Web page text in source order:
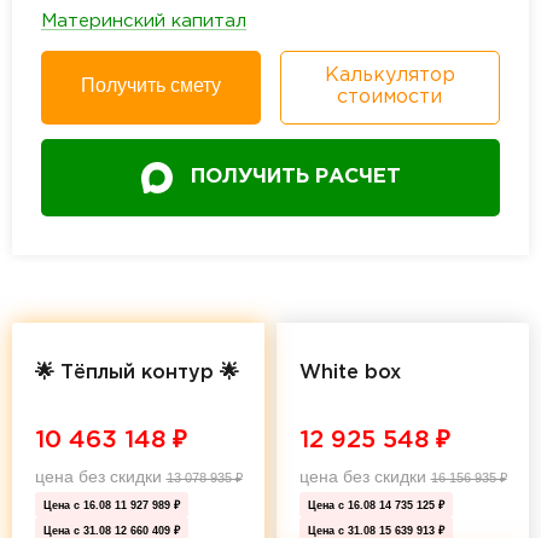
Материнский капитал
Получить смету
Калькулятор
стоимости
ПОЛУЧИТЬ РАСЧЕТ
🌟 Тёплый контур 🌟
10 463 148₽
цена без скидки13 078 935₽
Цена с 16.08 11 927 989 ₽
Цена с 31.08 12 660 409 ₽
White box
12 925 548₽
цена без скидки16 156 935₽
Цена с 16.08 14 735 125 ₽
Цена с 31.08 15 639 913 ₽